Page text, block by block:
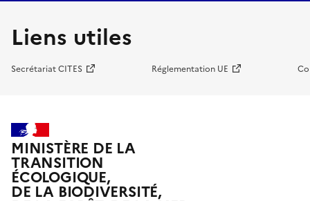
Liens utiles
Secrétariat CITES Réglementation UE
MINISTÈRE DE LA
TRANSITION
ÉCOLOGIQUE,
DE LA BIODIVERSITÉ,